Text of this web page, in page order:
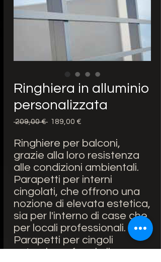
Ringhiera in alluminio
personalizzata
209,00 € Prezzo
189,00 €
Ringhiere per balconi,
grazie alla loro resistenza
alle condizioni ambientali.
Parapetti per interni
cingolati, che offrono una
nozione di elevata estetica,
sia per l'interno di case che
per locali professionali.
Parapetti per cingoli
esterni, conformi alle